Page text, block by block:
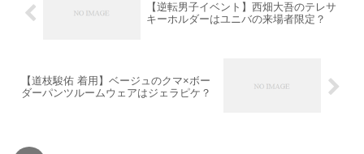
【逆転男子イベント】西畑大吾のテレサ
キーホルダーはユニバの来場者限定？
【道枝駿佑 着用】ベージュのクマ×ボー
ダーパンツルームウェアはジェラピケ？